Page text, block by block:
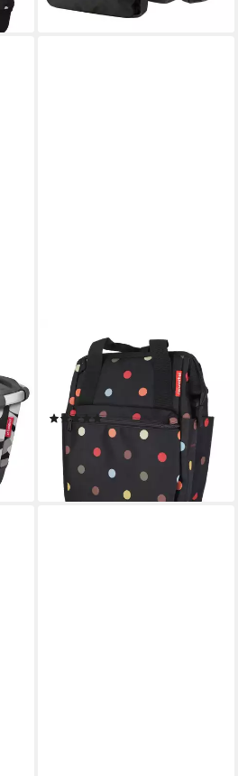
dir
KLICKFIX
Gepäckträgertasche,
Gepäckträgertasche ROOMY
(3)
ab 76,77 €
lieferbar - in 6-7 Werktagen bei dir